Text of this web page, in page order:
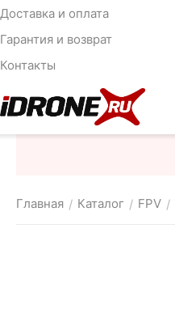
Доставка и оплата
Гарантия и возврат
Контакты
Главная / Каталог / FPV /